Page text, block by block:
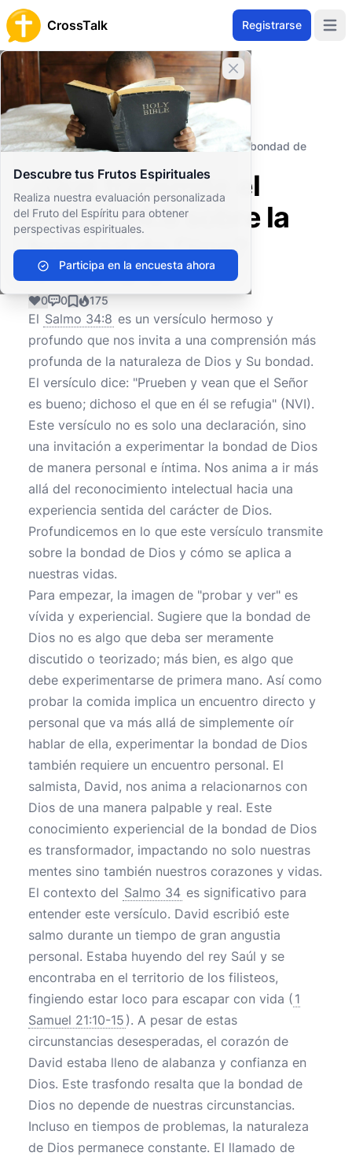
CrossTalk Registrarse
Cerrar banner
Descubre tus Frutos Espirituales
Realiza nuestra evaluación personalizada
del Fruto del Espíritu para obtener
perspectivas espirituales.
Participa en la encuesta ahora
Inicio
Archivo de Preguntas
Antiguo Testamento
Sabiduría y Poesía
¿Qué transmite el Salmo 34:8 sobre la bondad de
¿Qué transmite el
Salmo 34:8 sobre la
bondad de Dios?
0 0 175
El Salmo 34:8 es un versículo hermoso y
profundo que nos invita a una comprensión más
profunda de la naturaleza de Dios y Su bondad.
El versículo dice: "Prueben y vean que el Señor
es bueno; dichoso el que en él se refugia" (NVI).
Este versículo no es solo una declaración, sino
una invitación a experimentar la bondad de Dios
de manera personal e íntima. Nos anima a ir más
allá del reconocimiento intelectual hacia una
experiencia sentida del carácter de Dios.
Profundicemos en lo que este versículo transmite
sobre la bondad de Dios y cómo se aplica a
nuestras vidas.
Para empezar, la imagen de "probar y ver" es
vívida y experiencial. Sugiere que la bondad de
Dios no es algo que deba ser meramente
discutido o teorizado; más bien, es algo que
debe experimentarse de primera mano. Así como
probar la comida implica un encuentro directo y
personal que va más allá de simplemente oír
hablar de ella, experimentar la bondad de Dios
también requiere un encuentro personal. El
salmista, David, nos anima a relacionarnos con
Dios de una manera palpable y real. Este
conocimiento experiencial de la bondad de Dios
es transformador, impactando no solo nuestras
mentes sino también nuestros corazones y vidas.
El contexto del Salmo 34 es significativo para
entender este versículo. David escribió este
salmo durante un tiempo de gran angustia
personal. Estaba huyendo del rey Saúl y se
encontraba en el territorio de los filisteos,
fingiendo estar loco para escapar con vida ( 1
Samuel 21:10-15 ). A pesar de estas
circunstancias desesperadas, el corazón de
David estaba lleno de alabanza y confianza en
Dios. Este trasfondo resalta que la bondad de
Dios no depende de nuestras circunstancias.
Incluso en tiempos de problemas, la naturaleza
de Dios permanece constante. El llamado de